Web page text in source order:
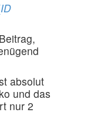
ID
absolut
und das
nur 2